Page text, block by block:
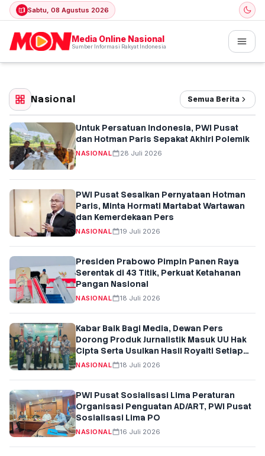
Sabtu, 08 Agustus 2026
Media Online Nasional
Sumber Informasi Rakyat Indonesia
Nasional Semua Berita
Untuk Persatuan Indonesia, PWI Pusat
dan Hotman Paris Sepakat Akhiri Polemik
NASIONAL 28 Juli 2026
PWI Pusat Sesalkan Pernyataan Hotman
Paris, Minta Hormati Martabat Wartawan
dan Kemerdekaan Pers
NASIONAL 19 Juli 2026
Presiden Prabowo Pimpin Panen Raya
Serentak di 43 Titik, Perkuat Ketahanan
Pangan Nasional
NASIONAL 18 Juli 2026
Kabar Baik Bagi Media, Dewan Pers
Dorong Produk Jurnalistik Masuk UU Hak
Cipta Serta Usulkan Hasil Royalti Setiap
Berita
NASIONAL 18 Juli 2026
PWI Pusat Sosialisasi Lima Peraturan
Organisasi Penguatan AD/ART, PWI Pusat
Sosialisasi Lima PO
NASIONAL 16 Juli 2026